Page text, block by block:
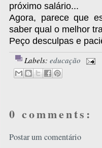
próximo salário...
Agora, parece que
saber qual o melhor
Peço desculpas e
Labels: educação
0 comments:
Postar um comentário